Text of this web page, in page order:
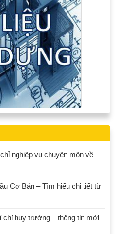
nghiệp vụ chuyên môn về
Cơ Bản – Tìm hiểu chi tiết từ
chỉ huy trưởng – thông tin mới